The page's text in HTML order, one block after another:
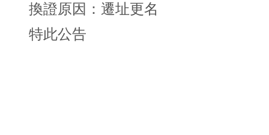
換證原因：遷址更名
特此公告